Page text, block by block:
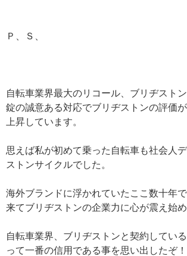
Ｐ、Ｓ、
自転車業界最大のリコール、ブリヂスト
錠の誠意ある対応でブリヂストンの評価
上昇しています。
思えば私が初めて乗った自転車も社会人
ストンサイクルでした。
海外ブランドに浮かれていたここ数十年
来てブリヂストンの企業力に心が震え始め
自転車業界、ブリヂストンと契約してい
って一番の信用である事を思い出したぞ！